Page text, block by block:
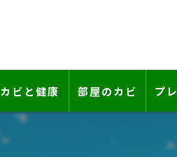
カビと健康 部屋のカビ プ